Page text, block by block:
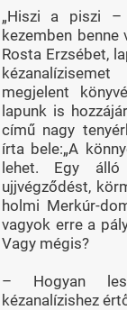
„Hiszi a piszi –
kezemben benne
Rosta Erzsébet,
megjelent
lapunk is
című nagy
írta bele:„A
lehet. Egy álló
ujjvégződést,
holmi Merkúr-
vagyok erre a
Vagy mégis?
– Hogyan
kézanalízishez